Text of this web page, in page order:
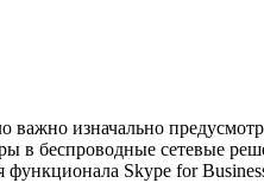
важно изначально
в беспроводные сетевые
функционала Skype for